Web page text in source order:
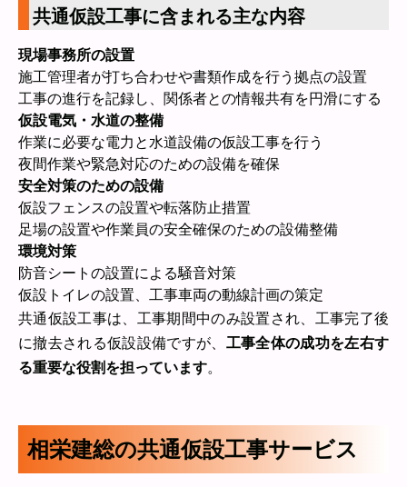
共通仮設工事に含まれる主な内容
現場事務所の設置
施工管理者が打ち合わせや書類作成を行う拠点の設置
工事の進行を記録し、関係者との情報共有を円滑にする
仮設電気・水道の整備
作業に必要な電力と水道設備の仮設工事を行う
夜間作業や緊急対応のための設備を確保
安全対策のための設備
仮設フェンスの設置や転落防止措置
足場の設置や作業員の安全確保のための設備整備
環境対策
防音シートの設置による騒音対策
仮設トイレの設置、工事車両の動線計画の策定
共通仮設工事は、工事期間中のみ設置され、工事完了後
に撤去される仮設設備ですが、 工事全体の成功を左右す
る重要な役割を担っています。
相栄建総の共通仮設工事サービス